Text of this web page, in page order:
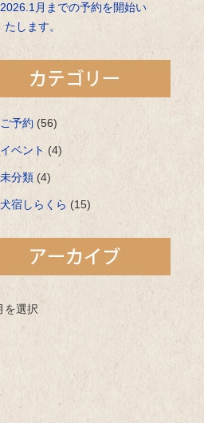
2026.1月までの予約を開始い
たします。
ご予約 (56)
イベント (4)
未分類 (4)
犬宿しらくら (15)
を選択